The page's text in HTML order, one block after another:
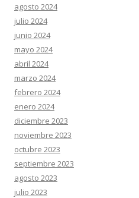
agosto 2024
julio 2024
junio 2024
mayo 2024
abril 2024
marzo 2024
febrero 2024
enero 2024
diciembre 2023
noviembre 2023
octubre 2023
septiembre 2023
agosto 2023
julio 2023